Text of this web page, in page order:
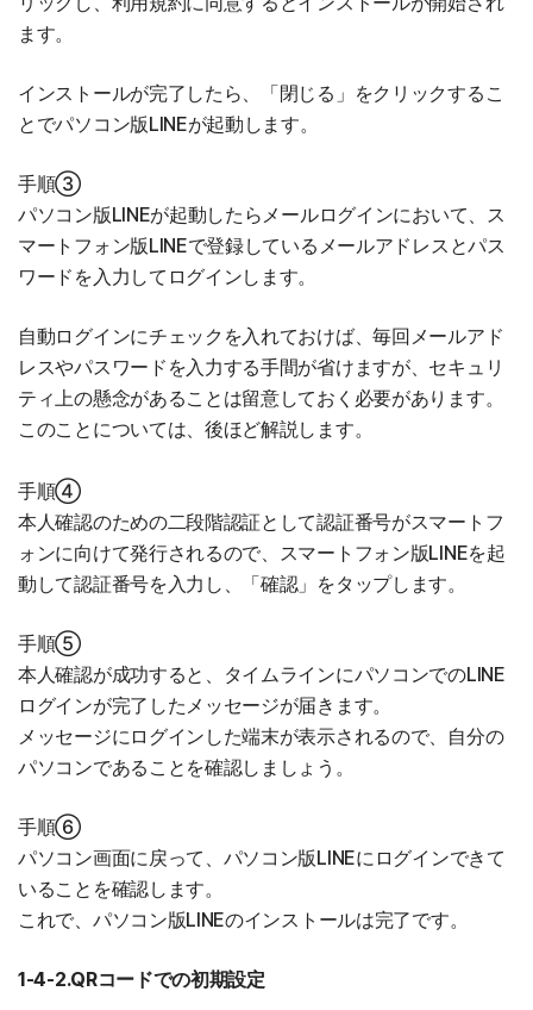
ます。
インストールが完了したら、「閉じる」をクリックするこ
とでパソコン版LINEが起動します。
手順③
パソコン版LINEが起動したらメールログインにおいて、ス
マートフォン版LINEで登録しているメールアドレスとパス
ワードを入力してログインします。
自動ログインにチェックを入れておけば、毎回メールアド
レスやパスワードを入力する手間が省けますが、セキュリ
ティ上の懸念があることは留意しておく必要があります。
このことについては、後ほど解説します。
手順④
本人確認のための二段階認証として認証番号がスマートフ
ォンに向けて発行されるので、スマートフォン版LINEを起
動して認証番号を入力し、「確認」をタップします。
手順⑤
本人確認が成功すると、タイムラインにパソコンでのLINE
ログインが完了したメッセージが届きます。
メッセージにログインした端末が表示されるので、自分の
パソコンであることを確認しましょう。
手順⑥
パソコン画面に戻って、パソコン版LINEにログインできて
いることを確認します。
これで、パソコン版LINEのインストールは完了です。
1-4-2.QRコードでの初期設定